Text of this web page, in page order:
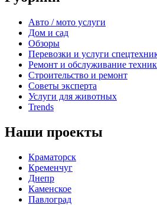
Авто / мото услуги
Дом и сад
Обзоры
Перевозки и услуги
Ремонт и обслуживание
Строительство и ремонт
Советы эксперта
Услуги для животных
Trends
Наши проекты
Краматорск
Кременчуг
Днепр
Каменское
Павлоград